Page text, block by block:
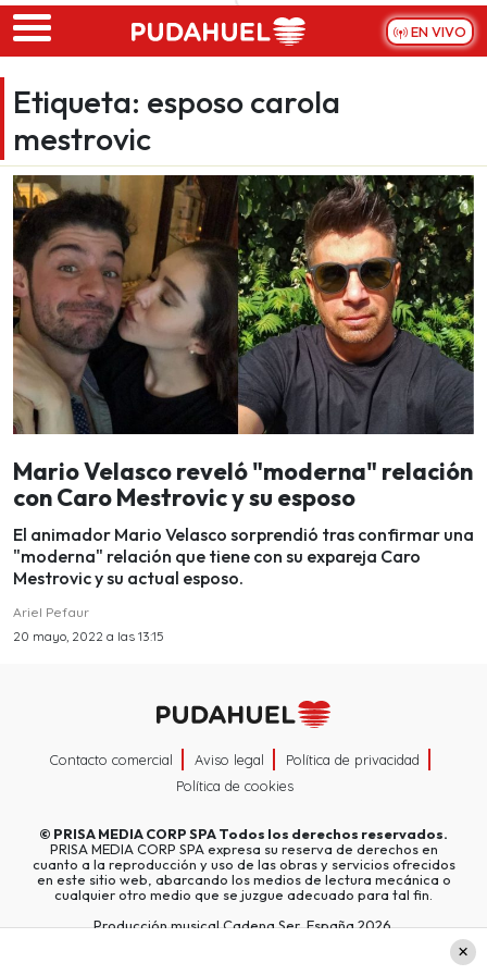
Skip to main content
EN VIVO
Etiqueta: esposo carola
mestrovic
Mario Velasco reveló "moderna" relación
con Caro Mestrovic y su esposo
El animador Mario Velasco sorprendió tras confirmar una
"moderna" relación que tiene con su expareja Caro
Mestrovic y su actual esposo.
Ariel Pefaur
20 mayo, 2022 a las 13:15
Contacto comercial Aviso legal
Política de privacidad
Política de cookies
© PRISA MEDIA CORP SPATodos los derechos reservados.
PRISA MEDIA CORP SPA expresa su reserva de derechos en
cuanto a la reproducción y uso de las obras y servicios ofrecidos
en este sitio web, abarcando los medios de lectura mecánica o
cualquier otro medio que se juzgue adecuado para tal fin.
Producción musical Cadena Ser, España 2026.